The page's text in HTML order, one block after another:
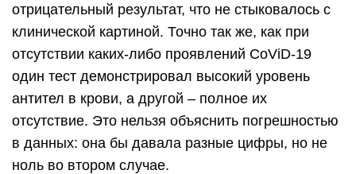
отрицательный результат, что не стыковалось с
клинической картиной. Точно так же, как при
отсутствии каких-либо проявлений CoViD-19
один тест демонстрировал высокий уровень
антител в крови, а другой – полное их
отсутствие. Это нельзя объяснить погрешностью
в данных: она бы давала разные цифры, но не
ноль во втором случае.